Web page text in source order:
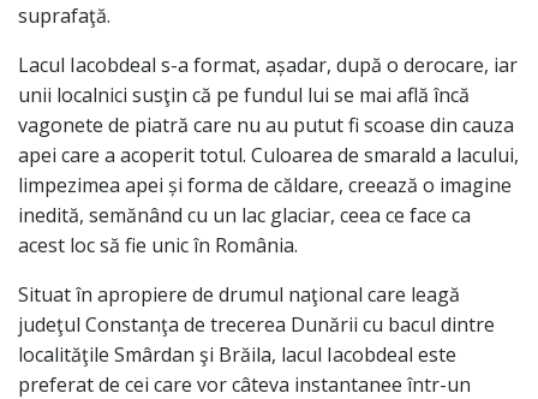
suprafaţă.
Lacul Iacobdeal s-a format, așadar, după o derocare, iar
unii localnici susţin că pe fundul lui se mai află încă
vagonete de piatră care nu au putut fi scoase din cauza
apei care a acoperit totul. Culoarea de smarald a lacului,
limpezimea apei și forma de căldare, creează o imagine
inedită, semănând cu un lac glaciar, ceea ce face ca
acest loc să fie unic în România.
Situat în apropiere de drumul naţional care leagă
judeţul Constanţa de trecerea Dunării cu bacul dintre
localităţile Smârdan şi Brăila, lacul Iacobdeal este
preferat de cei care vor câteva instantanee într-un